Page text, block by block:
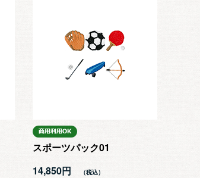
スポーツパック01
14,850円